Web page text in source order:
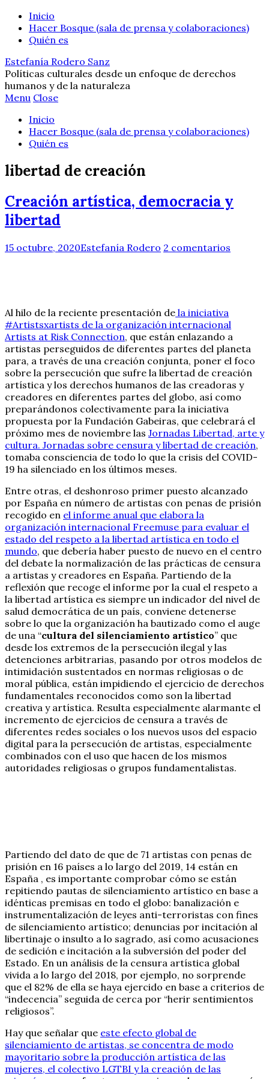
Inicio
Hacer Bosque (sala de prensa y colaboraciones)
Quién es
Estefanía Rodero Sanz
Políticas culturales desde un enfoque de derechos
humanos y de la naturaleza
Menu Close
Inicio
Hacer Bosque (sala de prensa y colaboraciones)
Quién es
libertad de creación
Creación artística, democracia y
libertad
15 octubre, 2020Estefanía Rodero 2 comentarios
Al hilo de la reciente presentación de la iniciativa
#Artistsxartists de la organización internacional
Artists at Risk Connection, que están enlazando a
artistas perseguidos de diferentes partes del planeta
para, a través de una creación conjunta, poner el foco
sobre la persecución que sufre la libertad de creación
artística y los derechos humanos de las creadoras y
creadores en diferentes partes del globo, así como
preparándonos colectivamente para la iniciativa
propuesta por la Fundación Gabeiras, que celebrará el
próximo mes de noviembre las Jornadas Libertad, arte y
cultura. Jornadas sobre censura y libertad de creación,
tomaba consciencia de todo lo que la crisis del COVID-
19 ha silenciado en los últimos meses.
Entre otras, el deshonroso primer puesto alcanzado
por España en número de artistas con penas de prisión
recogido en el informe anual que elabora la
organización internacional Freemuse para evaluar el
estado del respeto a la libertad artística en todo el
mundo, que debería haber puesto de nuevo en el centro
del debate la normalización de las prácticas de censura
a artistas y creadores en España. Partiendo de la
reflexión que recoge el informe por la cual el respeto a
la libertad artística es siempre un indicador del nivel de
salud democrática de un país, conviene detenerse
sobre lo que la organización ha bautizado como el auge
de una “cultura del silenciamiento artístico” que
desde los extremos de la persecución ilegal y las
detenciones arbitrarias, pasando por otros modelos de
intimidación sustentados en normas religiosas o de
moral pública, están impidiendo el ejercicio de derechos
fundamentales reconocidos como son la libertad
creativa y artística. Resulta especialmente alarmante el
incremento de ejercicios de censura a través de
diferentes redes sociales o los nuevos usos del espacio
digital para la persecución de artistas, especialmente
combinados con el uso que hacen de los mismos
autoridades religiosas o grupos fundamentalistas.
Partiendo del dato de que de 71 artistas con penas de
prisión en 16 países a lo largo del 2019, 14 están en
España , es importante comprobar cómo se están
repitiendo pautas de silenciamiento artístico en base a
idénticas premisas en todo el globo: banalización e
instrumentalización de leyes anti-terroristas con fines
de silenciamiento artístico; denuncias por incitación al
libertinaje o insulto a lo sagrado, así como acusaciones
de sedición e incitación a la subversión del poder del
Estado. En un análisis de la censura artística global
vivida a lo largo del 2018, por ejemplo, no sorprende
que el 82% de ella se haya ejercido en base a criterios de
“indecencia” seguida de cerca por “herir sentimientos
religiosos”.
Hay que señalar que este efecto global de
silenciamiento de artistas, se concentra de modo
mayoritario sobre la producción artística de las
mujeres, el colectivo LGTBI y la creación de las